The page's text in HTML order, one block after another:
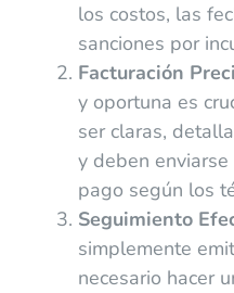
los costos, las
sanciones por
Facturación
y oportuna es
ser claras,
y deben
pago según los
Seguimiento
simplemente
necesario hacer